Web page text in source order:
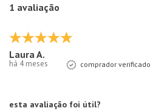
1 avaliação
Laura A.
há 4 meses comprador verificado
esta avaliação foi útil?